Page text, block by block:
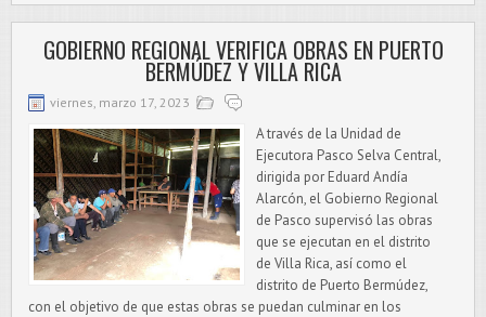
GOBIERNO REGIONAL VERIFICA OBRAS EN PUERTO
BERMÚDEZ Y VILLA RICA
viernes, marzo 17, 2023
A través de la Unidad de
Ejecutora Pasco Selva Central,
dirigida por Eduard Andía
Alarcón, el Gobierno Regional
de Pasco supervisó las obras
que se ejecutan en el distrito
de Villa Rica, así como el
distrito de Puerto Bermúdez,
con el objetivo de que estas obras se puedan culminar en los